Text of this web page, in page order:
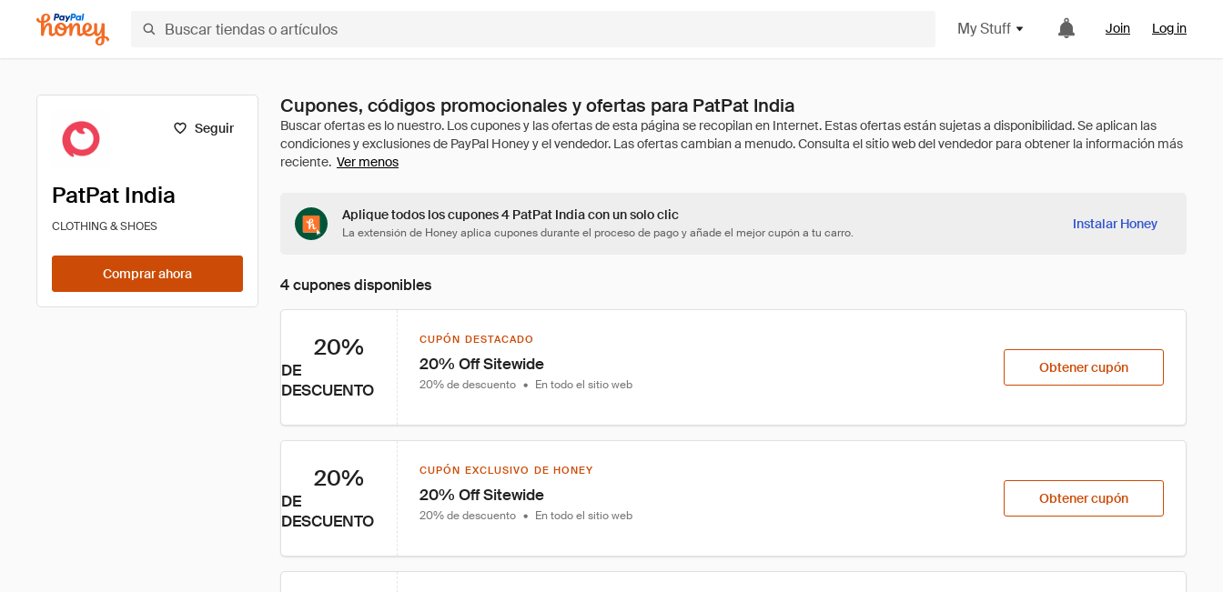
My Stuff Join Log in
Seguir
PatPat India
CLOTHING & SHOES
Comprar ahora
Cupones, códigos promocionales y ofertas para PatPat India
Ver menos
Aplique todos los cupones 4 PatPat India con un solo clic
La extensión de Honey aplica cupones durante el proceso de pago y añade el mejor cupón a tu carro.
Instalar Honey
4 cupones disponibles
20%
DE
DESCUENTO
CUPÓN DESTACADO
20% Off Sitewide
20% de descuento • En todo el sitio web
Obtener cupón
20%
DE
DESCUENTO
CUPÓN EXCLUSIVO DE HONEY
20% Off Sitewide
20% de descuento • En todo el sitio web
Obtener cupón